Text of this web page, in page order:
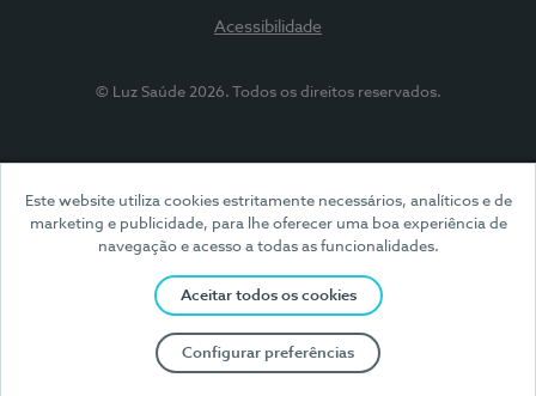
Este website utiliza cookies estritamente necessários, analíticos e de
marketing e publicidade, para lhe oferecer uma boa experiência de
navegação e acesso a todas as funcionalidades.
Aceitar todos os cookies
Configurar preferências
Acessibilidade
© Luz Saúde 2026. Todos os direitos reservados.